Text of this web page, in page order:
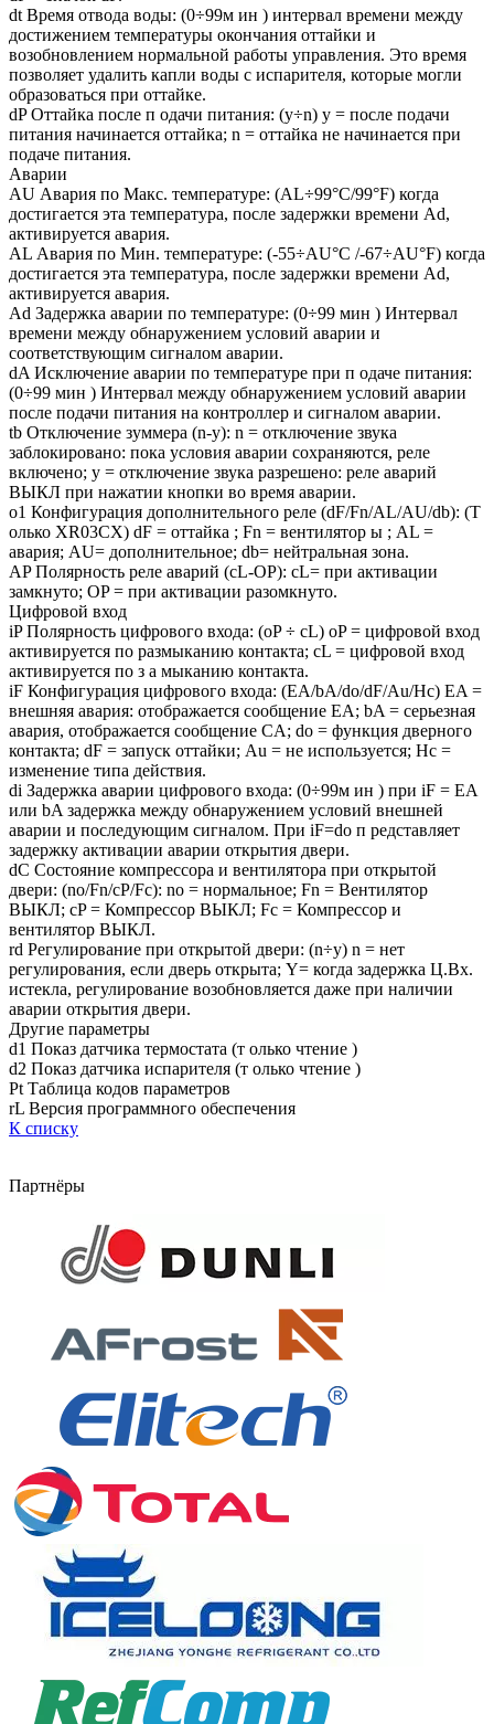
dt Время отвода воды: (0÷99м ин ) интервал времени между
достижением температуры окончания оттайки и
возобновлением нормальной работы управления. Это время
позволяет удалить капли воды с испарителя, которые могли
образоваться при оттайке.
dP Оттайка после п одачи питания: (y÷n) y = после подачи
питания начинается оттайка; n = оттайка не начинается при
подаче питания.
Аварии
AU Авария по Макс. температуре: (AL÷99°C/99°F) когда
достигается эта температура, после задержки времени Ad,
активируется авария.
AL Авария по Мин. температуре: (-55÷AU°C /-67÷AU°F) когда
достигается эта температура, после задержки времени Ad,
активируется авария.
Ad Задержка аварии по температуре: (0÷99 мин ) Интервал
времени между обнаружением условий аварии и
соответствующим сигналом аварии.
dA Исключение аварии по температуре при п одаче питания:
(0÷99 мин ) Интервал между обнаружением условий аварии
после подачи питания на контроллер и сигналом аварии.
tb Отключение зуммера (n-y): n = отключение звука
заблокировано: пока условия аварии сохраняются, реле
включено; y = отключение звука разрешено: реле аварий
ВЫКЛ при нажатии кнопки во время аварии.
o1 Конфигурация дополнительного реле (dF/Fn/AL/AU/db): (Т
олько XR03CX) dF = оттайка ; Fn = вентилятор ы ; AL =
авария; AU= дополнительное; db= нейтральная зона.
AP Полярность реле аварий (cL-OP): cL= при активации
замкнуто; OP = при активации разомкнуто.
Цифровой вход
iP Полярность цифрового входа: (oP ÷ cL) oP = цифровой вход
активируется по размыканию контакта; cL = цифровой вход
активируется по з а мыканию контакта.
iF Конфигурация цифрового входа: (EA/bA/do/dF/Au/Hc) EA =
внешняя авария: отображается сообщение EA; bA = серьезная
авария, отображается сообщение CA; do = функция дверного
контакта; dF = запуск оттайки; Au = не используется; Hc =
изменение типа действия.
di Задержка аварии цифрового входа: (0÷99м ин ) при iF = EA
или bA задержка между обнаружением условий внешней
аварии и последующим сигналом. При iF=do п редставляет
задержку активации аварии открытия двери.
dC Состояние компрессора и вентилятора при открытой
двери: (no/Fn/cP/Fc): no = нормальное; Fn = Вентилятор
ВЫКЛ; cP = Компрессор ВЫКЛ; Fc = Компрессор и
вентилятор ВЫКЛ.
rd Регулирование при открытой двери: (n÷y) n = нет
регулирования, если дверь открыта; Y= когда задержка Ц.Вх.
истекла, регулирование возобновляется даже при наличии
аварии открытия двери.
Другие параметры
d1 Показ датчика термостата (т олько чтение )
d2 Показ датчика испарителя (т олько чтение )
Pt Таблица кодов параметров
rL Версия программного обеспечения
К списку
Партнёры